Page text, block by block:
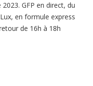
GFP en direct, du
en formule express
de 16h à 18h